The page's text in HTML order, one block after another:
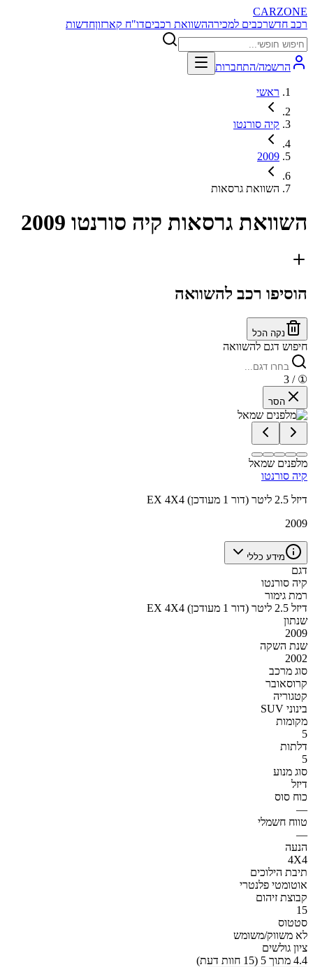
CARZONE
רכב חדשרכבים למכירההשוואת רכביםדו"ח קארזוןחדשות
הרשמה/התחברות
ראשי
קיה סורנטו
2009
השוואת גרסאות
השוואת גרסאות קיה סורנטו 2009
הוסיפו רכב להשוואה
נקה הכל
חיפוש דגם להשוואה
①
/ 3
הסר
מלפנים שמאל
קיה סורנטו
EX 4X4 דיזל 2.5 ליטר (דור 1 מעודכן)
2009
מידע כללי
דגם
קיה סורנטו
רמת גימור
EX 4X4 דיזל 2.5 ליטר (דור 1 מעודכן)
שנתון
2009
שנת השקה
2002
סוג מרכב
קרוסאובר
קטגוריה
SUV בינוני
מקומות
5
דלתות
5
סוג מנוע
דיזל
כוח סוס
—
טווח חשמלי
—
הנעה
4X4
תיבת הילוכים
אוטומטי פלנטרי
קבוצת זיהום
15
סטטוס
לא משווק/משומש
ציון גולשים
4.4 מתוך 5 (15 חוות דעת)